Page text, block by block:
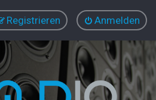
Anmelden
Registrieren